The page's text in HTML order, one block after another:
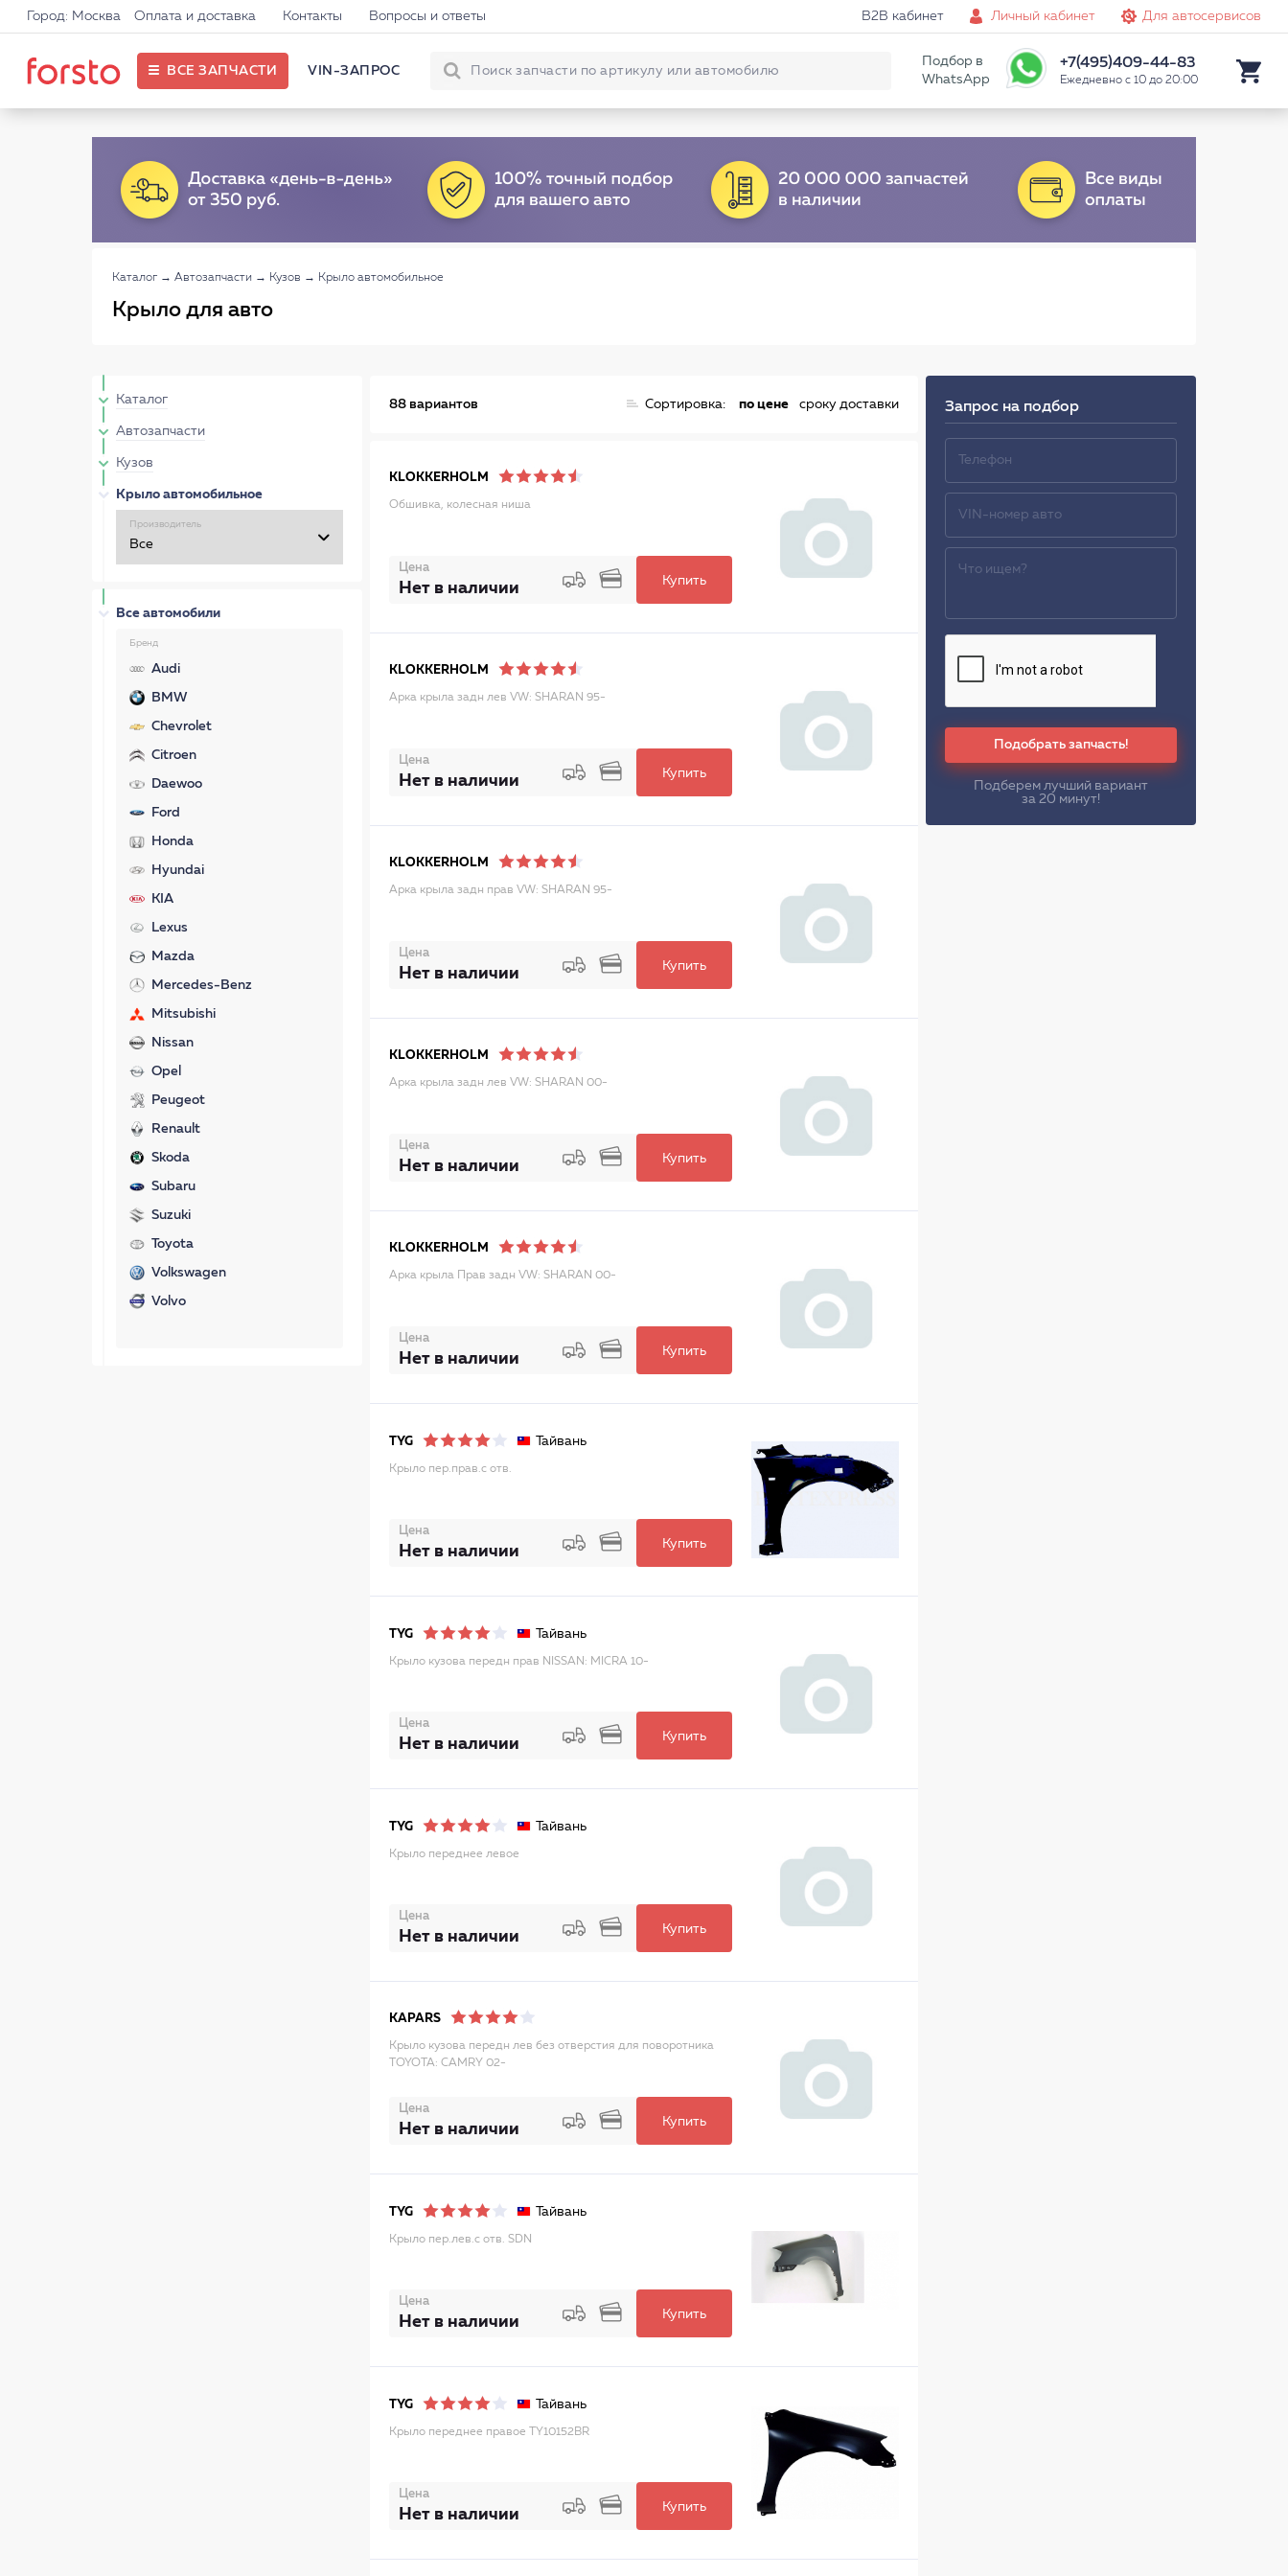
Город: Москва Оплата и доставка Контакты Вопросы и ответы B2B кабинет Личный кабинет Для автосервисов
ВСЕ ЗАПЧАСТИ VIN-ЗАПРОС
Подбор в
WhatsApp
+7(495)409-44-83
Ежедневно с 10 до 20:00
Каталог → Автозапчасти → Кузов → Крыло автомобильное
Крыло для авто
Каталог
Автозапчасти
Кузов
Крыло автомобильное
Производитель
Все автомобили
Бренд
Audi
BMW
Chevrolet
Citroen
Daewoo
Ford
Honda
Hyundai
KIA
Lexus
Mazda
Mercedes-Benz
Mitsubishi
Nissan
Opel
Peugeot
Renault
Skoda
Subaru
Suzuki
Toyota
Volkswagen
Volvo
88 вариантов Сортировка: по цене сроку доставки
KLOKKERHOLM
Обшивка, колесная ниша
Цена
Нет в наличии Купить
KLOKKERHOLM
Арка крыла задн лев VW: SHARAN 95-
Цена
Нет в наличии Купить
KLOKKERHOLM
Арка крыла задн прав VW: SHARAN 95-
Цена
Нет в наличии Купить
KLOKKERHOLM
Арка крыла задн лев VW: SHARAN 00-
Цена
Нет в наличии Купить
KLOKKERHOLM
Арка крыла Прав задн VW: SHARAN 00-
Цена
Нет в наличии Купить
TYG Тайвань
Крыло пер.прав.с отв.
Цена
Нет в наличии Купить
TYG Тайвань
Крыло кузова передн прав NISSAN: MICRA 10-
Цена
Нет в наличии Купить
TYG Тайвань
Крыло переднее левое
Цена
Нет в наличии Купить
KAPARS
Крыло кузова передн лев без отверстия для поворотника
TOYOTA: CAMRY 02-
Цена
Нет в наличии Купить
TYG Тайвань
Крыло пер.лев.с отв. SDN
Цена
Нет в наличии Купить
TYG Тайвань
Крыло переднее правое TY10152BR
Цена
Нет в наличии Купить
Запрос на подбор
Подобрать запчасть!
Подберем лучший вариант
за 20 минут!